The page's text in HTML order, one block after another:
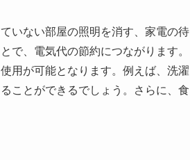
いない部屋の照明を消す、家電の待
で、電気代の節約につながります。
用が可能となります。例えば、洗濯
ことができるでしょう。さらに、食